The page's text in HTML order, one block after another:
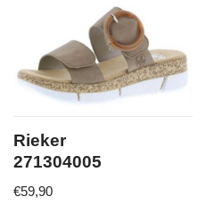
Rieker
271304005
€59,90